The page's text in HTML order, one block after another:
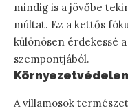
mindig is a jövőbe
múltat. Ez a kettős
különösen érdekessé
szempontjából.
A villamosok